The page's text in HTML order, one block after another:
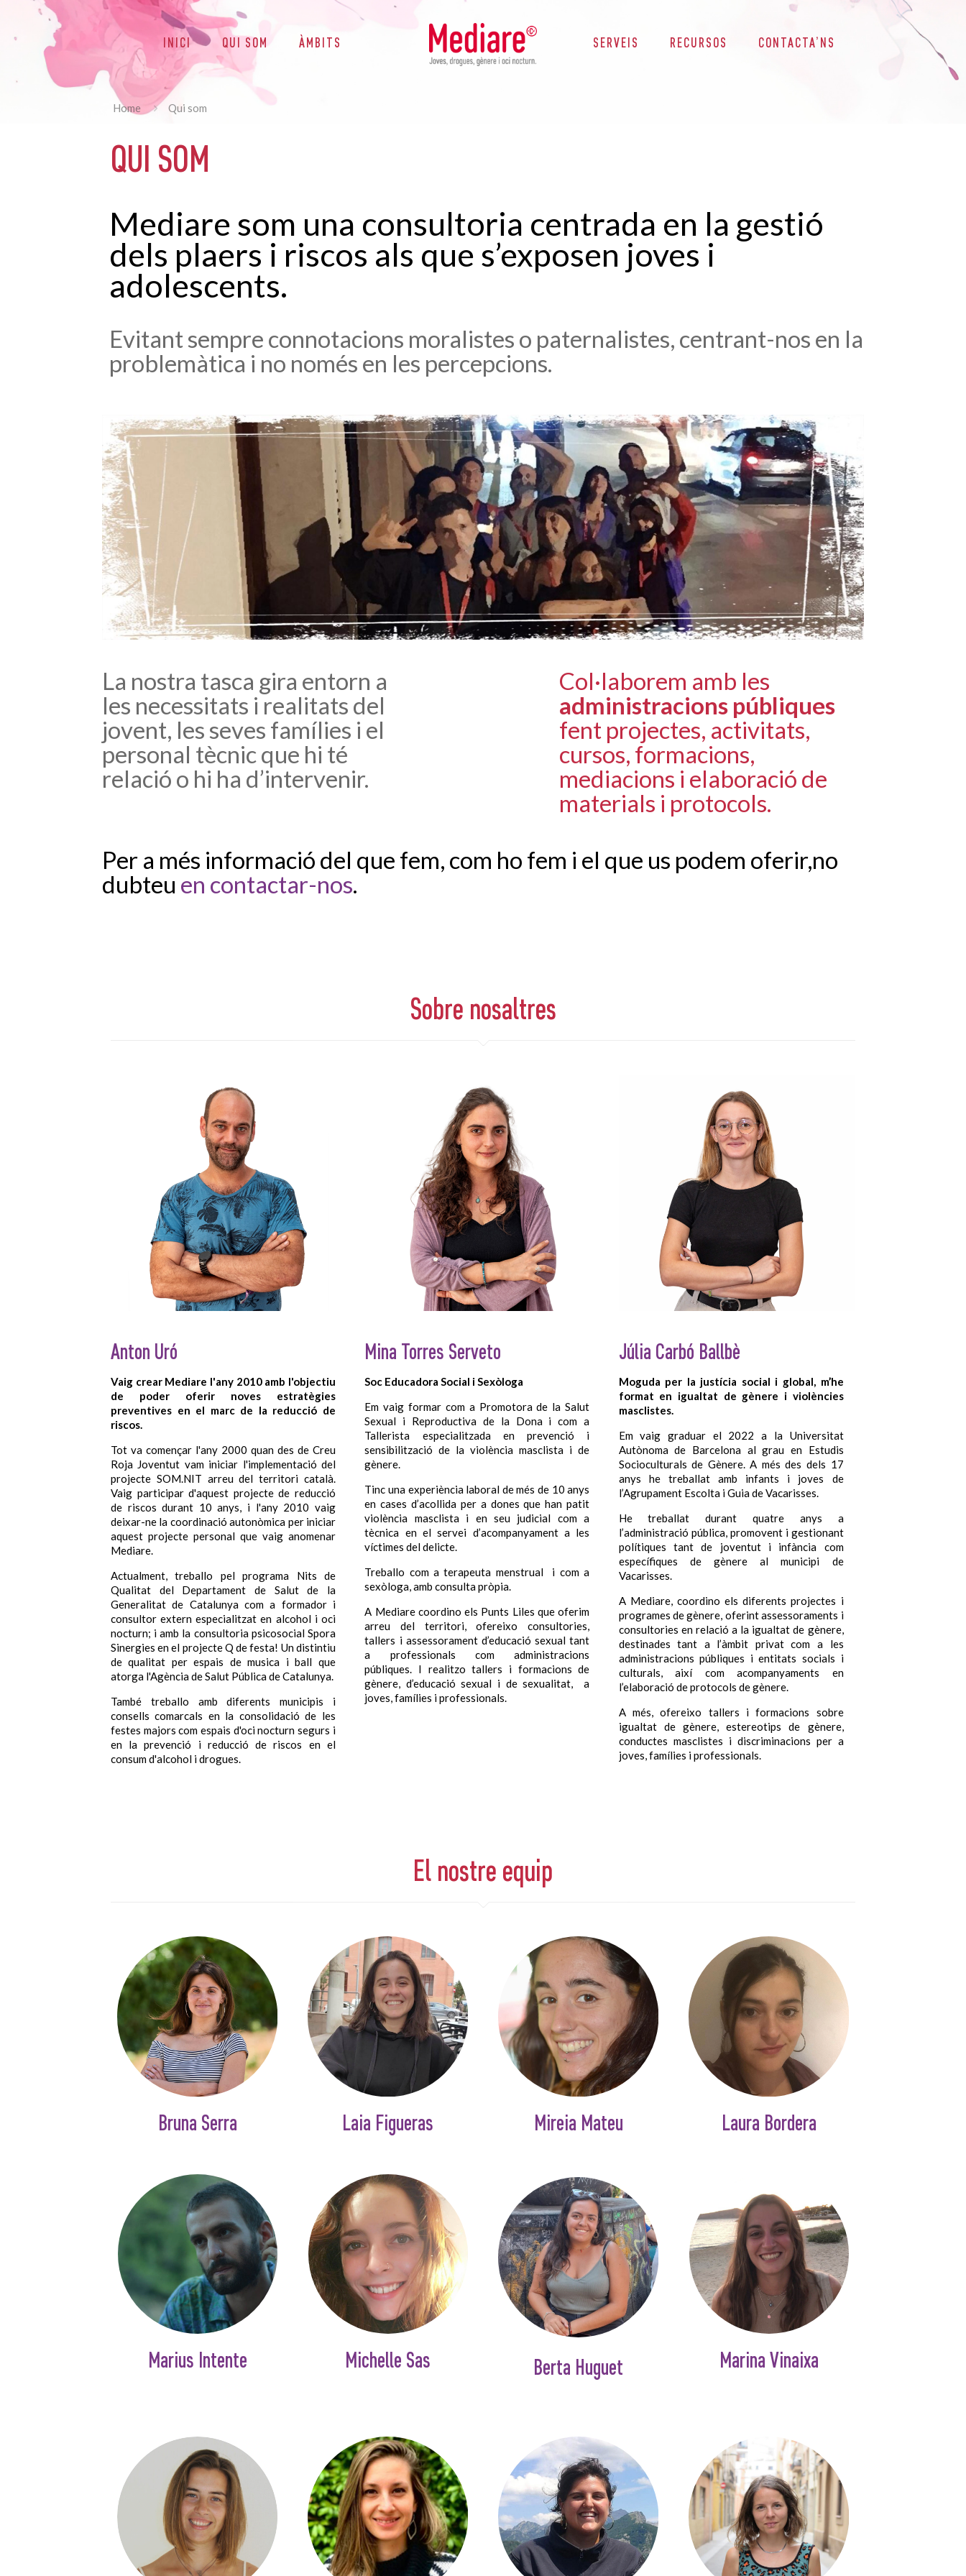
INICI QUI SOM ÀMBITS SERVEIS RECURSOS CONTACTA’NS
Home Qui som
QUI SOM
Mediare som una consultoria centrada en la gestió
dels plaers i riscos als que s’exposen joves i
adolescents.
Evitant sempre connotacions moralistes o paternalistes, centrant-nos en la
problemàtica i no només en les percepcions.
La nostra tasca gira entorn a
les necessitats i realitats del
jovent, les seves famílies i el
personal tècnic que hi té
relació o hi ha d’intervenir.
Col·laborem amb les
administracions públiques
fent projectes, activitats,
cursos, formacions,
mediacions i elaboració de
materials i protocols.
Per a més informació del que fem, com ho fem i el que us podem oferir,no
dubteu en contactar-nos.
Sobre nosaltres
Anton Uró
Vaig crear Mediare l'any 2010 amb l'objectiu
de poder oferir noves estratègies
preventives en el marc de la reducció de
riscos.
Tot va començar l'any 2000 quan des de Creu
Roja Joventut vam iniciar l'implementació del
projecte SOM.NIT arreu del territori català.
Vaig participar d'aquest projecte de reducció
de riscos durant 10 anys, i l'any 2010 vaig
deixar-ne la coordinació autonòmica per iniciar
aquest projecte personal que vaig anomenar
Mediare.
Actualment, treballo pel programa Nits de
Qualitat del Departament de Salut de la
Generalitat de Catalunya com a formador i
consultor extern especialitzat en alcohol i oci
nocturn; i amb la consultoria psicosocial Spora
Sinergies en el projecte Q de festa! Un distintiu
de qualitat per espais de musica i ball que
atorga l'Agència de Salut Pública de Catalunya.
També treballo amb diferents municipis i
consells comarcals en la consolidació de les
festes majors com espais d'oci nocturn segurs i
en la prevenció i reducció de riscos en el
consum d'alcohol i drogues.
Mina Torres Serveto
Soc Educadora Social i Sexòloga
Em vaig formar com a Promotora de la Salut
Sexual i Reproductiva de la Dona i com a
Tallerista especialitzada en prevenció i
sensibilització de la violència masclista i de
gènere.
Tinc una experiència laboral de més de 10 anys
en cases d’acollida per a dones que han patit
violència masclista i en seu judicial com a
tècnica en el servei d’acompanyament a les
víctimes del delicte.
Treballo com a terapeuta menstrual i com a
sexòloga, amb consulta pròpia.
A Mediare coordino els Punts Liles que oferim
arreu del territori, ofereixo consultories,
tallers i assessorament d’educació sexual tant
a professionals com administracions
públiques. I realitzo tallers i formacions de
gènere, d’educació sexual i de sexualitat,
a
joves, famílies i professionals.
Júlia Carbó Ballbè
Moguda per la justícia social i global, m’he
format en igualtat de gènere i violències
masclistes.
Em vaig graduar el 2022 a la Universitat
Autònoma de Barcelona al grau en Estudis
Socioculturals de Gènere. A més des dels 17
anys he treballat amb infants i joves de
l’Agrupament Escolta i Guia de Vacarisses.
He treballat durant quatre anys a
l’administració pública, promovent i gestionant
polítiques tant de joventut i infància com
específiques de gènere al municipi de
Vacarisses.
A Mediare, coordino els diferents projectes i
programes de gènere, oferint assessoraments i
consultories en relació a la igualtat de gènere,
destinades tant a l’àmbit privat com a les
administracions públiques i entitats socials i
culturals, així com acompanyaments en
l’elaboració de protocols de gènere.
A més, ofereixo tallers i formacions sobre
igualtat de gènere, estereotips de gènere,
conductes masclistes i discriminacions per a
joves, famílies i professionals.
El nostre equip
Bruna Serra Laia Figueras Mireia Mateu Laura Bordera
Marius Intente Michelle Sas Berta Huguet Marina Vinaixa